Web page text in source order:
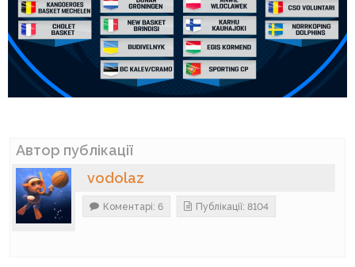
Автор публікації
vodolaz
Коментарі: 6 Публікації: 8104